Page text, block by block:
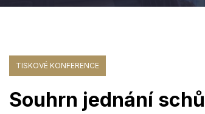
TISKOVÉ KONFERENCE
Souhrn jednání